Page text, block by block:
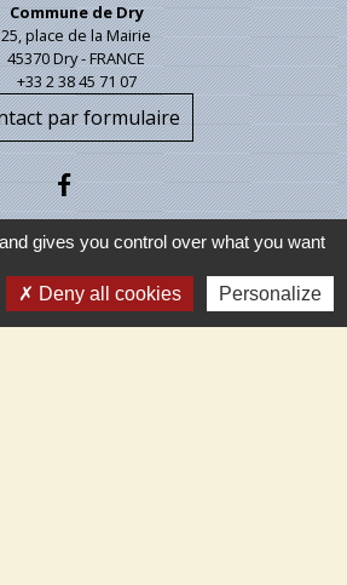
Commune de Dry
25, place de la Mairie
45370 Dry - FRANCE
+33 2 38 45 71 07
par formulaire
gives you control over what you want
Deny all cookies Personalize